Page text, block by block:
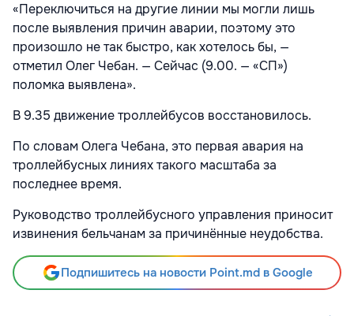
«Переключиться на другие линии мы могли лишь
после выявления причин аварии, поэтому это
произошло не так быстро, как хотелось бы, —
отметил Олег Чебан. — Сейчас (9.00. — «СП»)
поломка выявлена».
В 9.35 движение троллейбусов восстановилось.
По словам Олега Чебана, это первая авария на
троллейбусных линиях такого масштаба за
последнее время.
Руководство троллейбусного управления приносит
извинения бельчанам за причинённые неудобства.
Подпишитесь на новости Point.md в Google